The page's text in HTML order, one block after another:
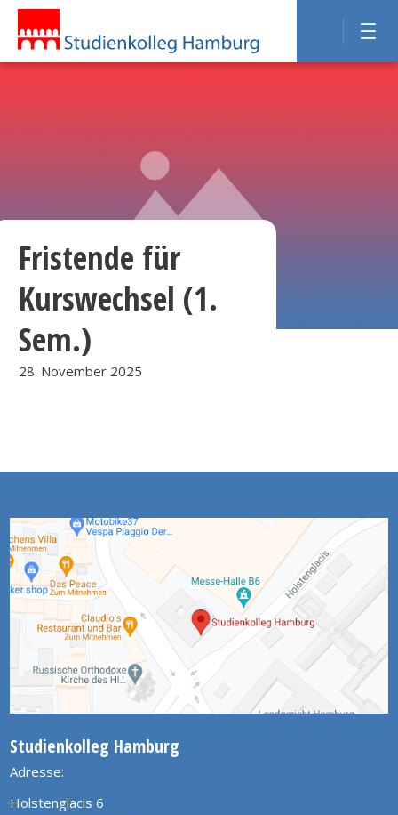
Fristende für
Kurswechsel (1.
Sem.)
28. November 2025
Studienkolleg Hamburg
Adresse:
Holstenglacis 6